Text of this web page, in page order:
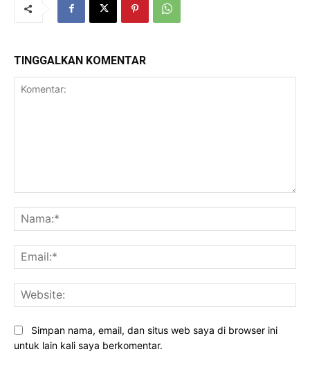
TINGGALKAN KOMENTAR
Simpan nama, email, dan situs web saya di browser ini
untuk lain kali saya berkomentar.